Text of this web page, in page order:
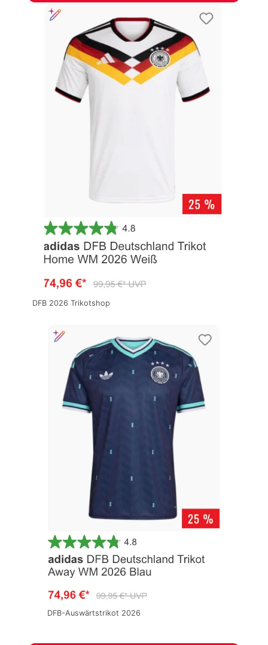
DFB 2026 Trikotshop
DFB-Auswärtstrikot 2026